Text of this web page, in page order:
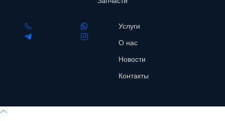
Услуги
О нас
Новости
Контакты